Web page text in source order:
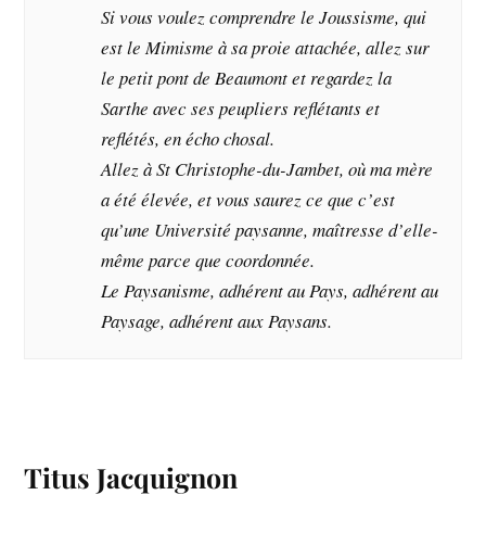
Si vous voulez comprendre le Joussisme, qui
est le Mimisme à sa proie attachée, allez sur
le petit pont de Beaumont et regardez la
Sarthe avec ses peupliers reflétants et
reflétés, en écho chosal.
Allez à St Christophe-du-Jambet, où ma mère
a été élevée, et vous saurez ce que c’est
qu’une Université paysanne, maîtresse d’elle-
même parce que coordonnée.
Le Paysanisme, adhérent au Pays, adhérent au
Paysage, adhérent aux Paysans.
Titus Jacquignon